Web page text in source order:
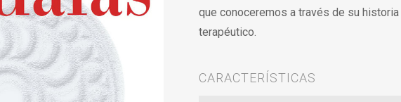
que conoceremos a través de su
terapéutico.
CARACTERÍSTICAS